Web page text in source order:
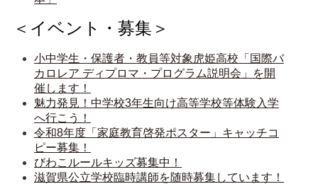
＜イベント・募集＞
小中学生・保護者・教員等対象虎姫高校「国際バ
カロレア ディプロマ・プログラム説明会」を開
催します！
魅力発見！中学校3年生向け高等学校等体験入学
へ行こう！
令和8年度「家庭教育啓発ポスター」キャッチコ
ピー募集！
びわこルールキッズ募集中！
滋賀県公立学校臨時講師を随時募集しています！